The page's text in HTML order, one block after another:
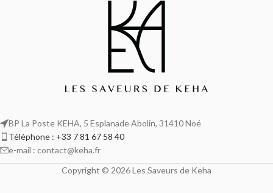
BP La Poste KEHA, 5 Esplanade Abolin, 31410 Noé
Téléphone : +33 7 81 67 58 40
e-mail : contact@keha.fr
Copyright © 2026 Les Saveurs de Keha